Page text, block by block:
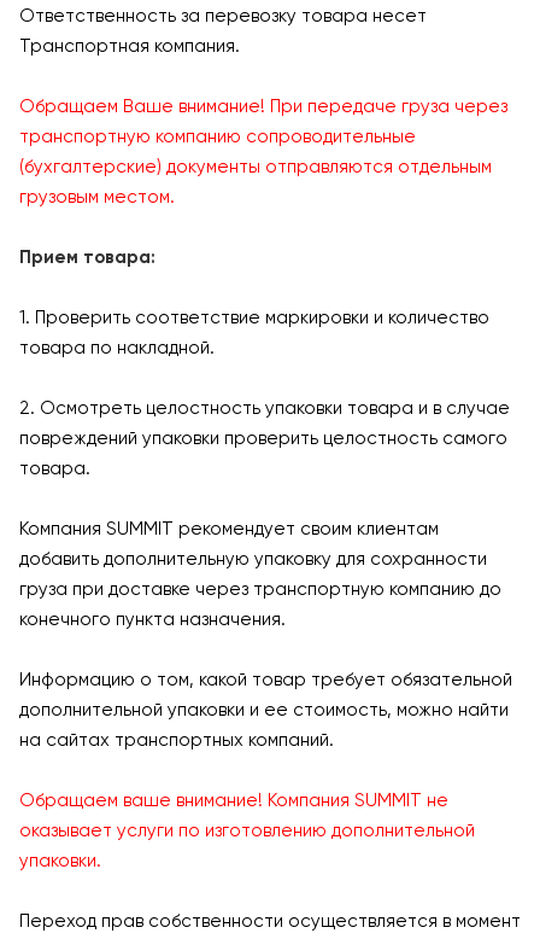
Ответственность за перевозку товара несет
Транспортная компания.
Обращаем Ваше внимание! При передаче груза через
транспортную компанию сопроводительные
(бухгалтерские) документы отправляются отдельным
грузовым местом.
Прием товара:
1. Проверить соответствие маркировки и количество
товара по накладной.
2. Осмотреть целостность упаковки товара и в случае
повреждений упаковки проверить целостность самого
товара.
Компания SUMMIT рекомендует своим клиентам
добавить дополнительную упаковку для сохранности
груза при доставке через транспортную компанию до
конечного пункта назначения.
Информацию о том, какой товар требует обязательной
дополнительной упаковки и ее стоимость, можно найти
на сайтах транспортных компаний.
Обращаем ваше внимание! Компания SUMMIT не
оказывает услуги по изготовлению дополнительной
упаковки.
Переход прав собственности осуществляется в момент